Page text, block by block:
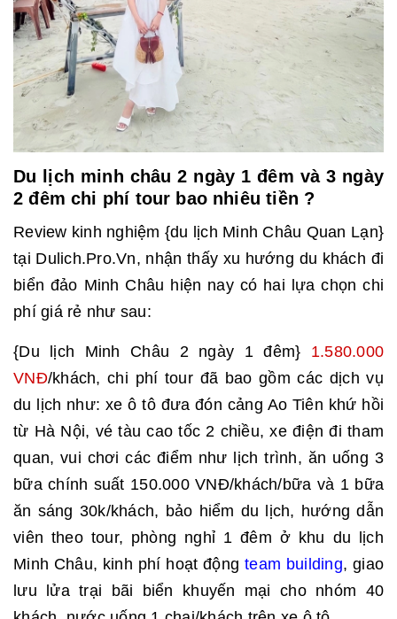
Du lịch minh châu 2 ngày 1 đêm và 3 ngày
2 đêm chi phí tour bao nhiêu tiền ?
Review kinh nghiệm {du lịch Minh Châu Quan Lạn}
tại Dulich.Pro.Vn, nhận thấy xu hướng du khách đi
biển đảo Minh Châu hiện nay có hai lựa chọn chi
phí giá rẻ như sau:
{Du lịch Minh Châu 2 ngày 1 đêm} 1.580.000
VNĐ/khách, chi phí tour đã bao gồm các dịch vụ
du lịch như: xe ô tô đưa đón cảng Ao Tiên khứ hồi
từ Hà Nội, vé tàu cao tốc 2 chiều, xe điện đi tham
quan, vui chơi các điểm như lịch trình, ăn uống 3
bữa chính suất 150.000 VNĐ/khách/bữa và 1 bữa
ăn sáng 30k/khách, bảo hiểm du lịch, hướng dẫn
viên theo tour, phòng nghỉ 1 đêm ở khu du lịch
Minh Châu, kinh phí hoạt độngteam building, giao
lưu lửa trại bãi biển khuyến mại cho nhóm 40